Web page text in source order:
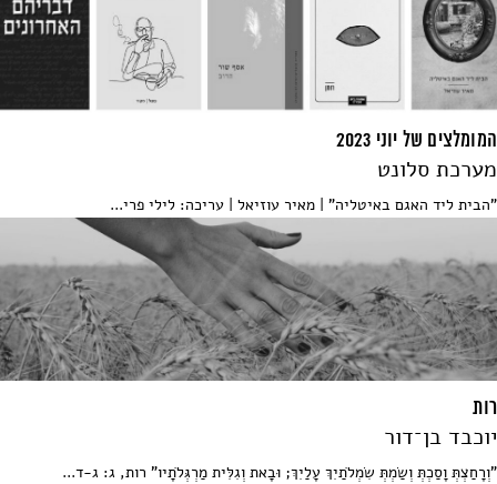
המומלצים של יוני 2023
מערכת סלונט
"הבית ליד האגם באיטליה" | מאיר עוזיאל | עריכה: לילי פרי...
רות
יוכבד בן־דור
"וְרָחַצְתְּ וָסַכְתְּ וְשַׂמְתְּ שִׂמְלֹתַיִךְ עָלַיִךְ; וּבָאת וְגִלִּית מַרְגְּלֹתָיו" רות, ג: ג-ד...